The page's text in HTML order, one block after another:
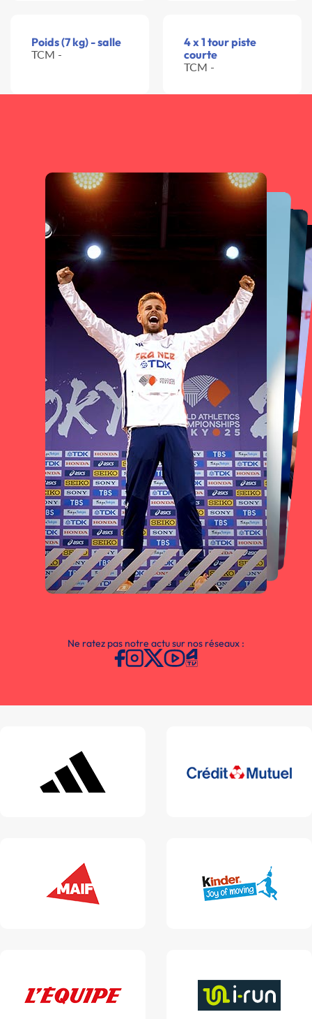
Poids (7 kg) - salle
TCM -
4 x 1 tour piste
courte
TCM -
Ne ratez pas notre actu sur nos réseaux :